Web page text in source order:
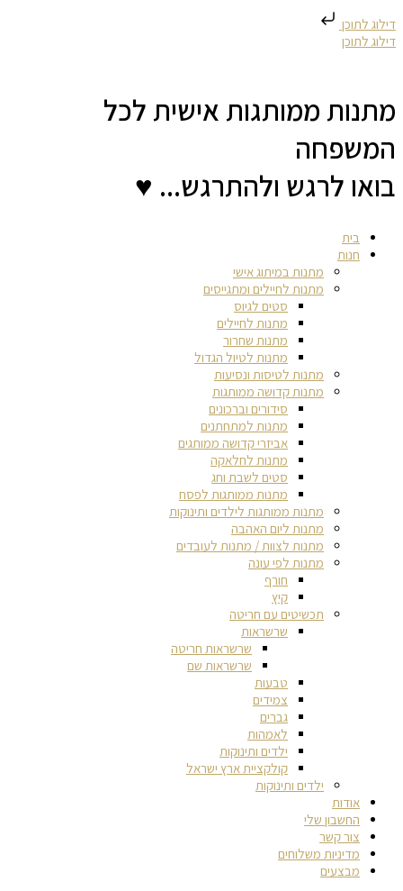
דילוג לתוכן
דילוג לתוכן
מתנות ממותגות אישית לכל
המשפחה
בואו לרגש ולהתרגש... ♥
בית
חנות
מתנות במיתוג אישי
מתנות לחיילים ומתגייסים
סטים לגיוס
מתנות לחיילים
מתנות שחרור
מתנות לטיול הגדול
מתנות לטיסות ונסיעות
מתנות קדושה ממותגות
סידורים וברכונים
מתנות למתחתנים
אביזרי קדושה ממותגים
מתנות לחלאקה
סטים לשבת וחג
מתנות ממותגות לפסח
מתנות ממותגות לילדים ותינוקות
מתנות ליום האהבה
מתנות לצוות / מתנות לעובדים
מתנות לפי עונה
חורף
קיץ
תכשיטים עם חריטה
שרשראות
שרשראות חריטה
שרשראות שם
טבעות
צמידים
גברים
לאמהות
ילדים ותינוקות
קולקציית ארץ ישראל
ילדים ותינוקות
אודות
החשבון שלי
צור קשר
מדיניות משלוחים
מבצעים